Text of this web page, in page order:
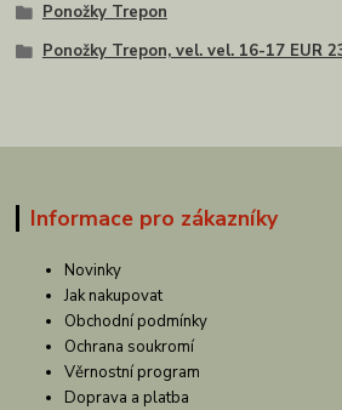
Ponožky Trepon
Ponožky Trepon, vel. vel. 16-17 EUR
Informace pro zákazníky
Novinky
Jak nakupovat
Obchodní podmínky
Ochrana soukromí
Věrnostní program
Doprava a platba